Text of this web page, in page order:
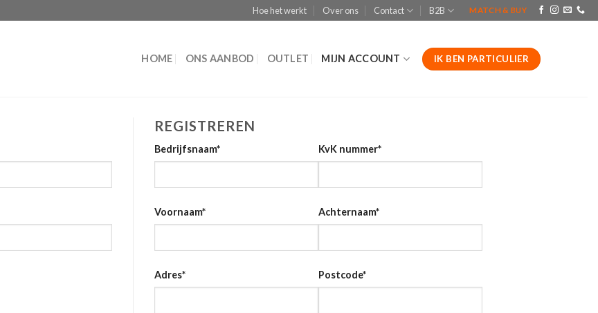
Hoe het werkt Over ons Contact B2B MATCH & BUY
HOME ONS AANBOD OUTLET MIJN ACCOUNT IK BEN PARTICULIER
REGISTREREN
Bedrijfsnaam* KvK nummer*
Voornaam* Achternaam*
Adres* Postcode*